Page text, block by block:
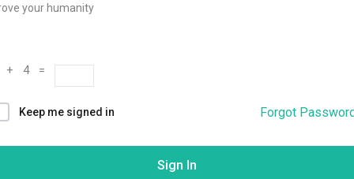
your humanity
+ 4 =
Keep me signed in Forgot
Sign In